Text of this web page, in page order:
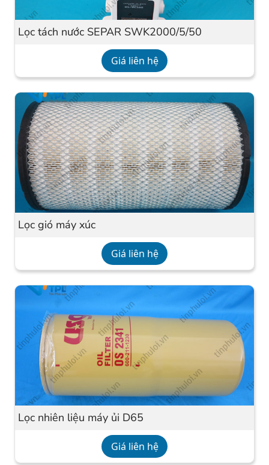
Lọc tách nước SEPAR SWK2000/5/50
Giá liên hệ
Lọc gió máy xúc
Giá liên hệ
Lọc nhiên liệu máy ủi D65
Giá liên hệ